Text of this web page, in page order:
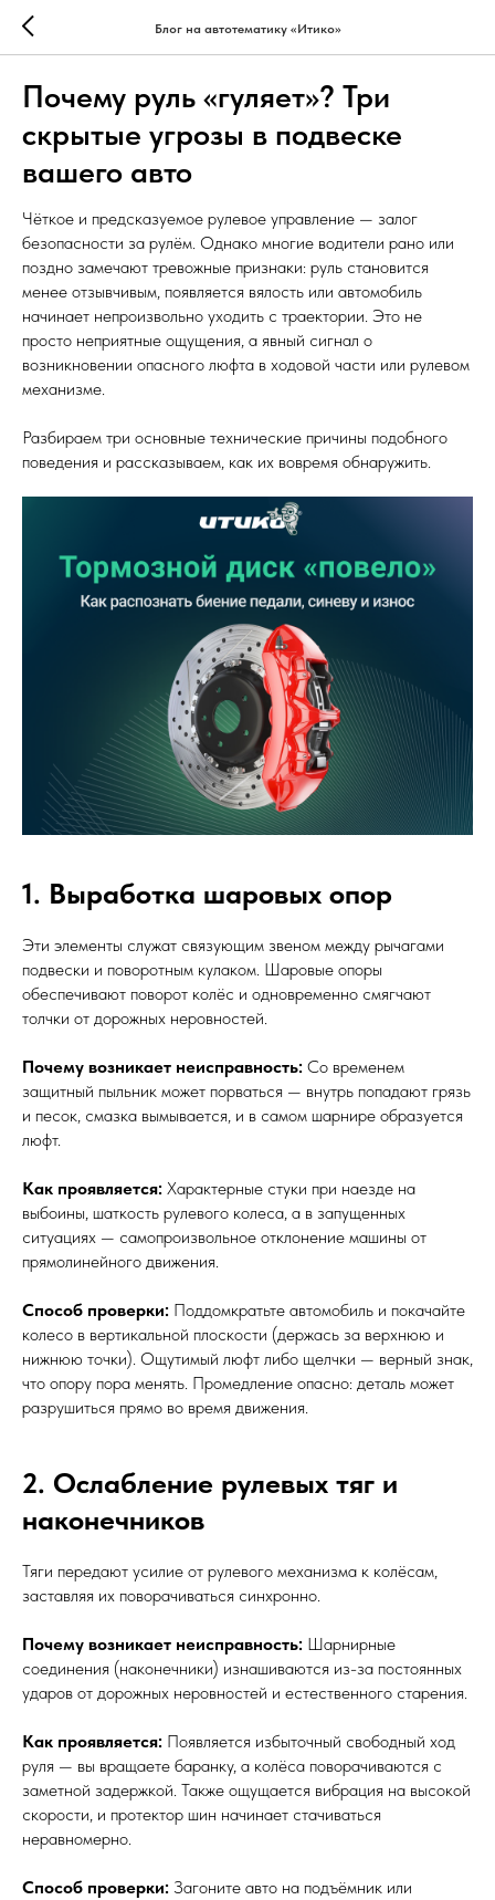
Блог на автотематику «Итико»
Почему руль «гуляет»? Три
скрытые угрозы в подвеске
вашего авто
Чёткое и предсказуемое рулевое управление — залог
безопасности за рулём. Однако многие водители рано или
поздно замечают тревожные признаки: руль становится
менее отзывчивым, появляется вялость или автомобиль
начинает непроизвольно уходить с траектории. Это не
просто неприятные ощущения, а явный сигнал о
возникновении опасного люфта в ходовой части или рулевом
механизме.
Разбираем три основные технические причины подобного
поведения и рассказываем, как их вовремя обнаружить.
1. Выработка шаровых опор
Эти элементы служат связующим звеном между рычагами
подвески и поворотным кулаком. Шаровые опоры
обеспечивают поворот колёс и одновременно смягчают
толчки от дорожных неровностей.
Почему возникает неисправность: Со временем
защитный пыльник может порваться — внутрь попадают грязь
и песок, смазка вымывается, и в самом шарнире образуется
люфт.
Как проявляется: Характерные стуки при наезде на
выбоины, шаткость рулевого колеса, а в запущенных
ситуациях — самопроизвольное отклонение машины от
прямолинейного движения.
Способ проверки: Поддомкратьте автомобиль и покачайте
колесо в вертикальной плоскости (держась за верхнюю и
нижнюю точки). Ощутимый люфт либо щелчки — верный знак,
что опору пора менять. Промедление опасно: деталь может
разрушиться прямо во время движения.
2. Ослабление рулевых тяг и
наконечников
Тяги передают усилие от рулевого механизма к колёсам,
заставляя их поворачиваться синхронно.
Почему возникает неисправность: Шарнирные
соединения (наконечники) изнашиваются из-за постоянных
ударов от дорожных неровностей и естественного старения.
Как проявляется: Появляется избыточный свободный ход
руля — вы вращаете баранку, а колёса поворачиваются с
заметной задержкой. Также ощущается вибрация на высокой
скорости, и протектор шин начинает стачиваться
неравномерно.
Способ проверки: Загоните авто на подъёмник или